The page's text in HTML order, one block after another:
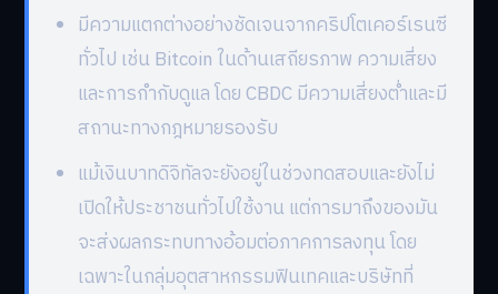
มีความแตกต่างอย่างชัดเจนจากคริปโตเคอร์เรนซี
ทั่วไป เช่น Bitcoin ในด้านเสถียรภาพ ความเสี่ยง
และการกำกับดูแล โดย CBDC มีความเสี่ยงต่ำและมี
สถานะทางกฎหมายรองรับ
แม้เงินบาทดิจิทัลจะยังอยู่ในช่วงทดสอบและยังไม่
เปิดให้ประชาชนทั่วไปใช้งาน แต่การมาถึงของมัน
จะส่งผลกระทบทางอ้อมต่อภาคการลงทุน โดย
เฉพาะในกลุ่มอุตสาหกรรมฟินเทคและบริษัทที่